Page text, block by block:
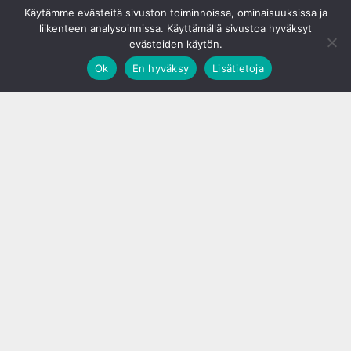
Käytämme evästeitä sivuston toiminnoissa, ominaisuuksissa ja
liikenteen analysoinnissa. Käyttämällä sivustoa hyväksyt
evästeiden käytön.
Ok
En hyväksy Lisätietoja